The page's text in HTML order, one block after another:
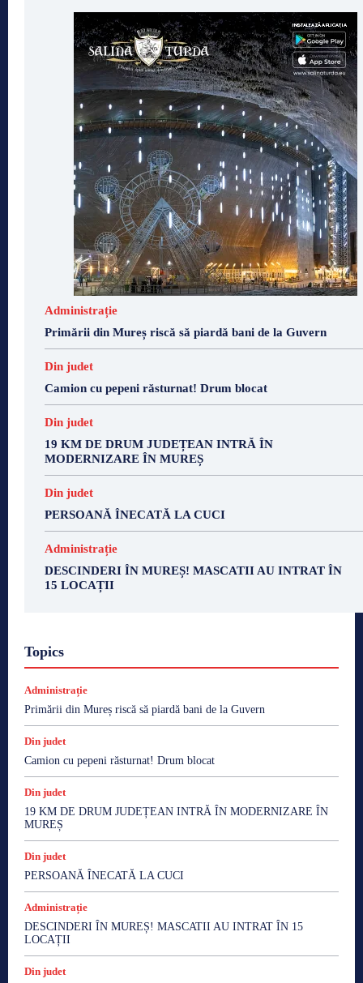
Administrație
Primării din Mureș riscă să piardă bani de la Guvern
Din judet
Camion cu pepeni răsturnat! Drum blocat
Din judet
19 KM DE DRUM JUDEȚEAN INTRĂ ÎN
MODERNIZARE ÎN MUREȘ
Din judet
PERSOANĂ ÎNECATĂ LA CUCI
Administrație
DESCINDERI ÎN MUREȘ! MASCATII AU INTRAT ÎN
15 LOCAȚII
Topics
Administrație
Primării din Mureș riscă să piardă bani de la Guvern
Din judet
Camion cu pepeni răsturnat! Drum blocat
Din judet
19 KM DE DRUM JUDEȚEAN INTRĂ ÎN MODERNIZARE ÎN
MUREȘ
Din judet
PERSOANĂ ÎNECATĂ LA CUCI
Administrație
DESCINDERI ÎN MUREȘ! MASCATII AU INTRAT ÎN 15
LOCAȚII
Din judet